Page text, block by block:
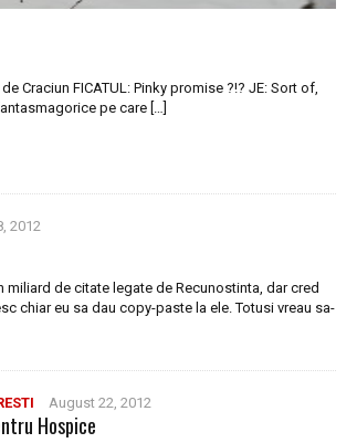
Craciun FICATUL: Pinky promise ?!? JE: Sort of,
pe care […]
2012
miliard de citate legate de Recunostinta, dar cred
chiar eu sa dau copy-paste la ele. Totusi vreau sa-
August 22, 2012
Hospice